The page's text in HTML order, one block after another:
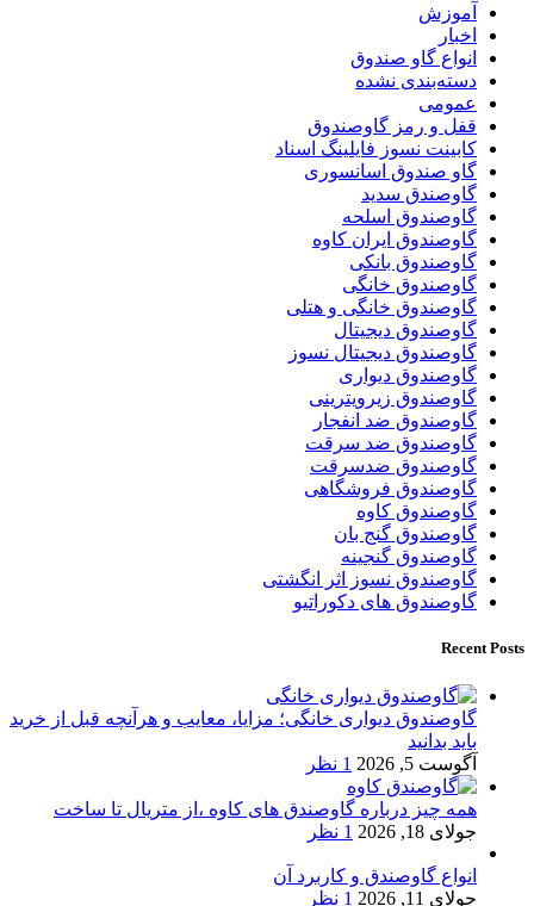
آموزش
اخبار
انواع گاو صندوق
دسته‌بندی نشده
عمومی
قفل و رمز گاوصندوق
کابینت نسوز فایلینگ اسناد
گاو صندوق اسانسوری
گاوصندق سدید
گاوصندوق اسلحه
گاوصندوق ایران کاوه
گاوصندوق بانکی
گاوصندوق خانگی
گاوصندوق خانگی و هتلی
گاوصندوق دیجیتال
گاوصندوق دیجیتال نسوز
گاوصندوق دیواری
گاوصندوق زیرویترینی
گاوصندوق ضد انفجار
گاوصندوق ضد سرقت
گاوصندوق ضدسرقت
گاوصندوق فروشگاهی
گاوصندوق کاوه
گاوصندوق گنج بان
گاوصندوق گنجینه
گاوصندوق نسوز اثر انگشتی
گاوصندوق های دکوراتیو
Recent Posts
گاوصندوق دیواری خانگی؛ مزایا، معایب و هرآنچه قبل از خرید
باید بدانید
آگوست 5, 2026
1 نظر
همه چیز درباره گاوصندق های کاوه ،از متریال تا ساخت
جولای 18, 2026
1 نظر
انواع گاوصندق و کاربرد آن
جولای 11, 2026
1 نظر